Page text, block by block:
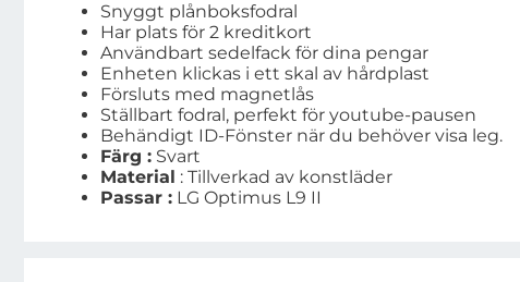
Snyggt plånboksfodral
Har plats för 2 kreditkort
Användbart sedelfack för dina pengar
Enheten klickas i ett skal av hårdplast
Försluts med magnetlås
Ställbart fodral, perfekt för youtube-pausen
Behändigt ID-Fönster när du behöver visa leg.
Färg : Svart
Material : Tillverkad av konstläder
Passar : LG Optimus L9 II